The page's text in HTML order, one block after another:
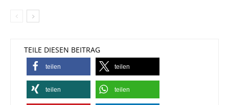
TEILE DIESEN BEITRAG
teilen teilen
teilen teilen